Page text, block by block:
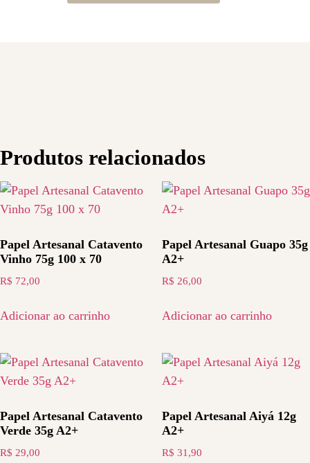
Produtos relacionados
Papel Artesanal Catavento
Vinho 75g 100 x 70
R$ 72,00
Adicionar ao carrinho
Papel Artesanal Guapo 35g
A2+
R$ 26,00
Adicionar ao carrinho
Papel Artesanal Catavento
Verde 35g A2+
R$ 29,00
Papel Artesanal Aiyá 12g
A2+
R$ 31,90